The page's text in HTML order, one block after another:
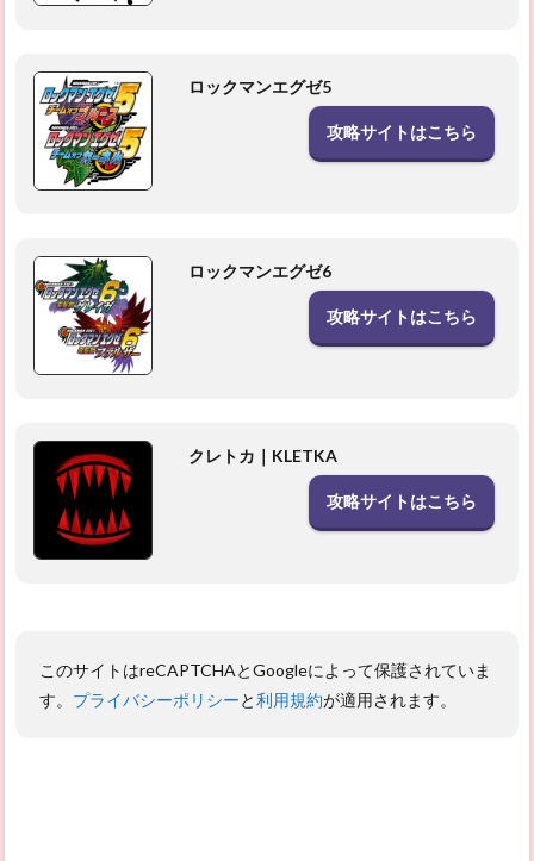
ロックマンエグゼ5
攻略サイトはこちら
ロックマンエグゼ6
攻略サイトはこちら
クレトカ｜KLETKA
攻略サイトはこちら
このサイトはreCAPTCHAとGoogleによって保護されていま
す。 プライバシーポリシーと利用規約が適用されます。